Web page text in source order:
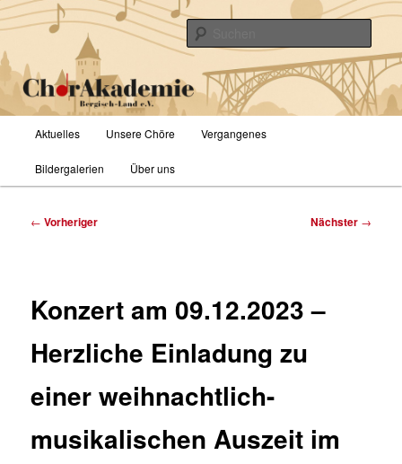
Zum
primären
Inhalt
springenChorAkademie Bergisch-Land e.V.
Aktuelles Unsere Chöre Vergangenes
Bildergalerien Über uns
Beitragsnavigation
← Vorheriger Nächster →
Konzert am 09.12.2023 –
Herzliche Einladung zu
einer weihnachtlich-
musikalischen Auszeit im